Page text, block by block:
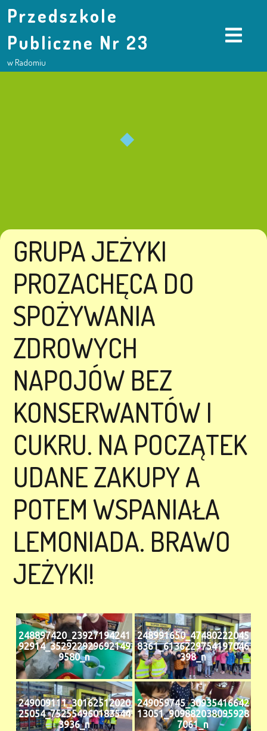
Przedszkole
Publiczne Nr 23
w Radomiu
GRUPA JEŻYKI
PROZACHĘCA DO
SPOŻYWANIA
ZDROWYCH
NAPOJÓW BEZ
KONSERWANTÓW I
CUKRU. NA POCZĄTEK
UDANE ZAKUPY A
POTEM WSPANIAŁA
LEMONIADA. BRAWO
JEŻYKI!
248897420_23927194241
92914_352922929692149
9580_n
248991650_47480222045
8361_6136229754197046
398_n
249009111_30162512020
25054_752554960183544
3936_n
249059745_30935416642
13051_909882038095928
7061_n